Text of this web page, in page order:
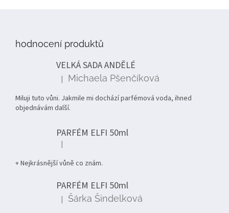
hodnocení produktů
VELKÁ SADA ANDĚLÉ
Hodnocení produktu je 5 z 5 hvězdiček.
| Michaela Pšenčíková
Miluji tuto vůni. Jakmile mi dochází parfémová voda, ihned
objednávám další.
PARFÉM ELFI 50ml
Hodnocení produktu je 5 z 5 hvězdiček.
|
+ Nejkrásnější vůně co znám.
PARFÉM ELFI 50ml
Hodnocení produktu je 5 z 5 hvězdiček.
| Šárka Šindelková